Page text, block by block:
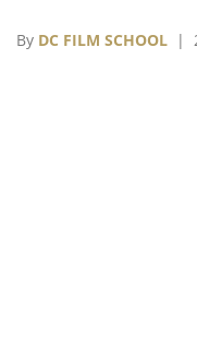
By DC FILM SCHOOL |